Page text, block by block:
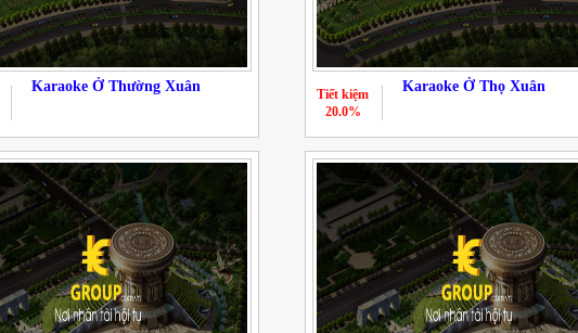
Karaoke Ở Thường Xuân Karaoke Ở Thọ Xuân
Tiết kiệm
20.0%